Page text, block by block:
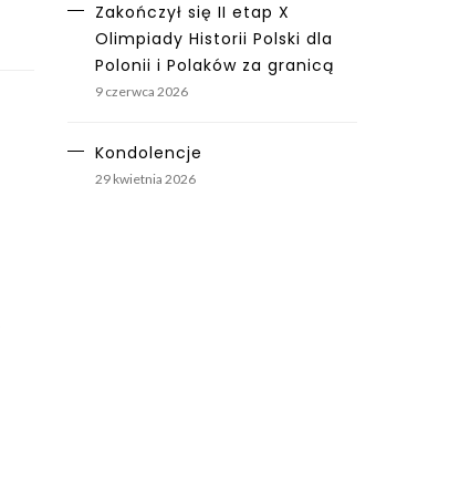
Zakończył się II etap X
Olimpiady Historii Polski dla
Polonii i Polaków za granicą
9 czerwca 2026
Kondolencje
29 kwietnia 2026